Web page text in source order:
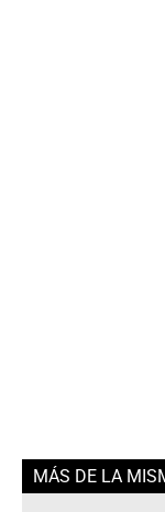
MÁS DE LA